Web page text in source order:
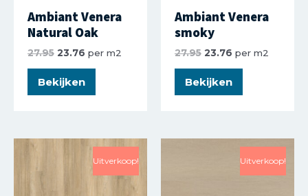
Ambiant Venera
Natural Oak
27.95 23.76 per m2
Bekijken
Ambiant Venera
smoky
27.95 23.76 per m2
Bekijken
Uitverkoop! Uitverkoop!